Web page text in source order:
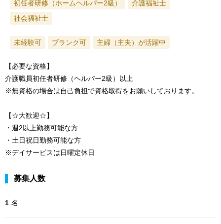
初任者研修（ホームヘルパー2級）
介護福祉士
社会福祉士
未経験可 ブランク可 主婦（主夫）が活躍中
【必要な資格】
介護職員初任者研修（ヘルパー2級）以上
※無資格の場合は自己負担で資格取得をお願いしております。
【☆大歓迎☆】
・週2以上勤務可能な方
・土日祝日勤務可能な方
※デイサービスは日曜定休日
募集人数
1 名